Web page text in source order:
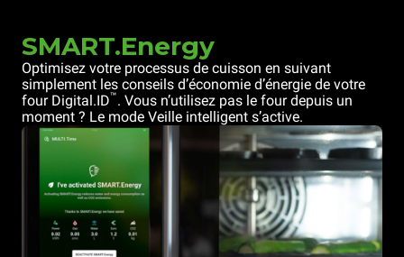
SMART.Energy
Optimisez votre processus de cuisson en suivant
simplement les conseils d’économie d’énergie de votre
four Digital.ID™. Vous n’utilisez pas le four depuis un
moment ? Le mode Veille intelligent s’active.